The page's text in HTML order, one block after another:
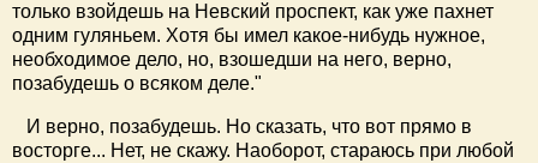
только взойдешь на Невский проспект, как уже пахнет
одним гуляньем. Хотя бы имел какое-нибудь нужное,
необходимое дело, но, взошедши на него, верно,
позабудешь о всяком деле."
И верно, позабудешь. Но сказать, что вот прямо в
восторге... Нет, не скажу. Наоборот, стараюсь при любой